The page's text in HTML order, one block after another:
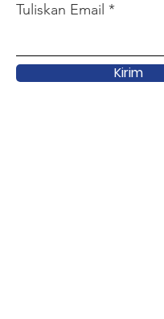
Tuliskan Email
Kirim